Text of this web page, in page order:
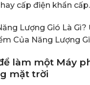
cấp điện khẩn cấp.
Lượng Gió Là
Của Năng Lượng
làm một Máy
mặt trời